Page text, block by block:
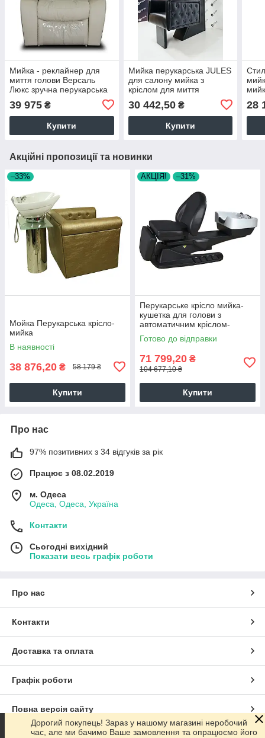
Мийка - реклайнер для
миття голови Версаль
Люкс зручна перукарська
мийка з сантехнікою для
салонів краси
39 975 ₴
Купити
Мийка перукарська JULES
для салону мийка з
кріслом для миття
перукарськи
30 442,50₴
Купити
28
Акційні пропозиції та новинки
–33%
Мойка Перукарська крісло-
мийка
В наявності
38 876,20 ₴ 58 179 ₴
Купити
АКЦІЯ! –31%
Перукарське крісло мийка-
кушетка для голови з
автоматичним кріслом-
кушетка з електроприводом
S-6001
Готово до відправки
71 799,20 ₴
104 677,10 ₴
Купити
Про нас
97% позитивних з 34 відгуків за рік
Працює з 08.02.2019
м. Одеса
Одеса, Одеса, Україна
Контакти
Сьогодні вихідний
Показати весь графік роботи
Про нас
Контакти
Доставка та оплата
Графік роботи
Повна версія сайту
Дорогий покупець! Зараз у нашому магазині неробочий
час, але ми бачимо Ваше замовлення та опрацюємо його